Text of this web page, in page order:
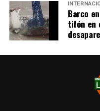
Barco
tifón en